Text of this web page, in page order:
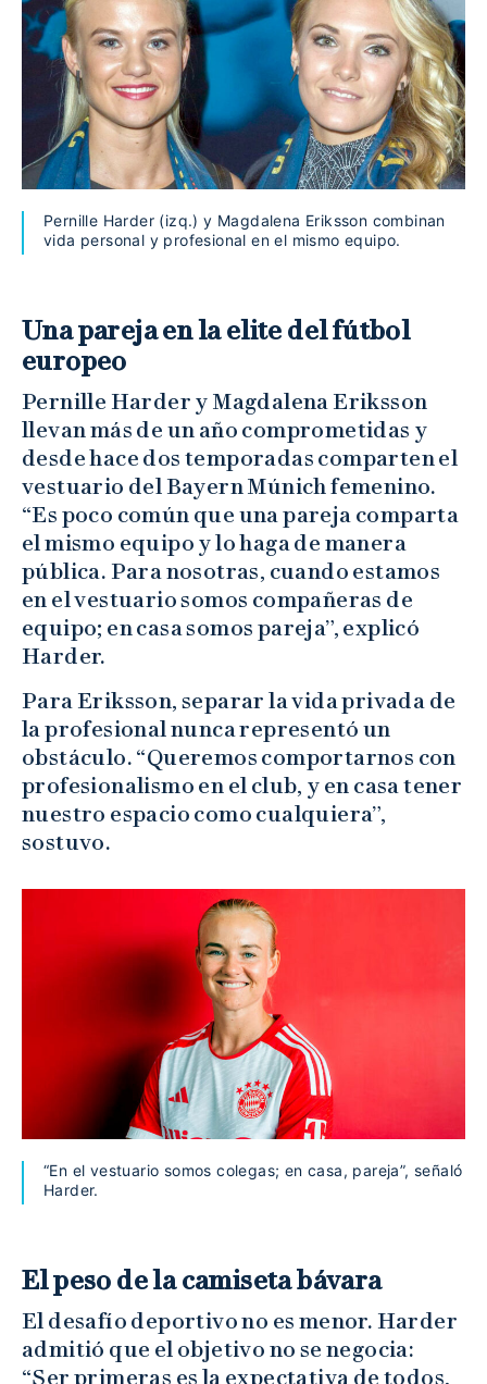
Pernille Harder (izq.) y Magdalena Eriksson combinan
vida personal y profesional en el mismo equipo.
Una pareja en la elite del fútbol
europeo
Pernille Harder y Magdalena Eriksson
llevan más de un año comprometidas y
desde hace dos temporadas comparten el
vestuario del Bayern Múnich femenino.
“Es poco común que una pareja comparta
el mismo equipo y lo haga de manera
pública. Para nosotras, cuando estamos
en el vestuario somos compañeras de
equipo; en casa somos pareja”, explicó
Harder.
Para Eriksson, separar la vida privada de
la profesional nunca representó un
obstáculo. “Queremos comportarnos con
profesionalismo en el club, y en casa tener
nuestro espacio como cualquiera”,
sostuvo.
“En el vestuario somos colegas; en casa, pareja”, señaló
Harder.
El peso de la camiseta bávara
El desafío deportivo no es menor. Harder
admitió que el objetivo no se negocia:
“Ser primeras es la expectativa de todos,